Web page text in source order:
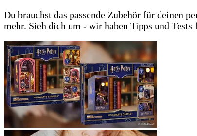
Du brauchst das passende Zubehör für deinen
mehr. Sieh dich um - wir haben Tipps und